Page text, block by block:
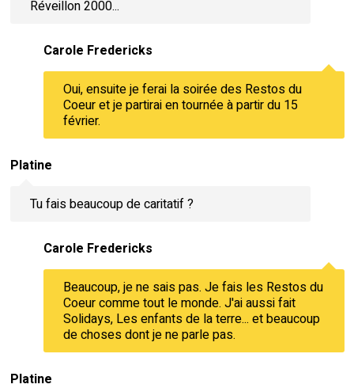
Réveillon 2000...
Carole Fredericks
Oui, ensuite je ferai la soirée des Restos du
Coeur et je partirai en tournée à partir du 15
février.
Platine
Tu fais beaucoup de caritatif ?
Carole Fredericks
Beaucoup, je ne sais pas. Je fais les Restos du
Coeur comme tout le monde. J'ai aussi fait
Solidays, Les enfants de la terre... et beaucoup
de choses dont je ne parle pas.
Platine